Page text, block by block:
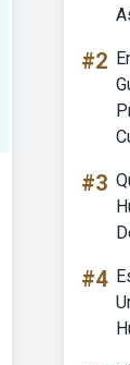
#2
#3
#4